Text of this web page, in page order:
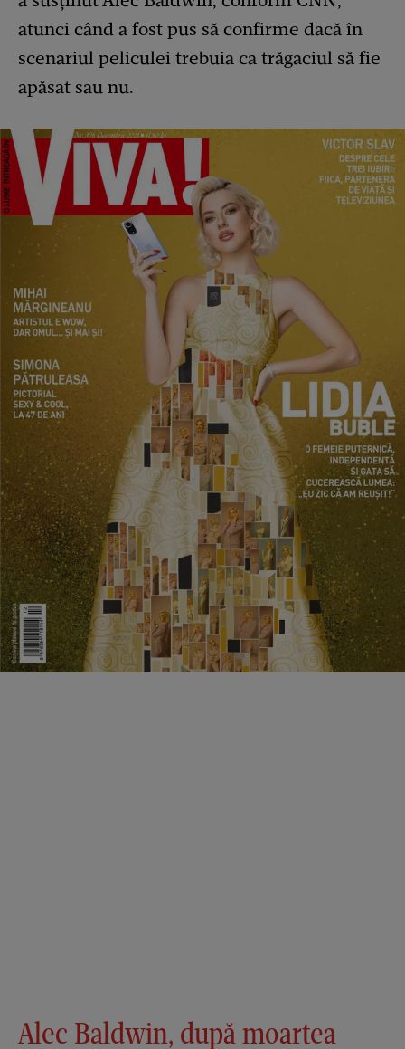
atunci când a fost pus să confirme dacă în
scenariul peliculei trebuia ca trăgaciul să fie
apăsat sau nu.
Alec Baldwin, după moartea